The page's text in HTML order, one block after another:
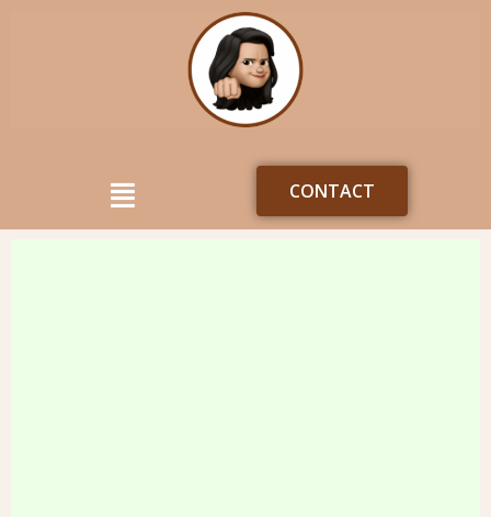
CONTACT